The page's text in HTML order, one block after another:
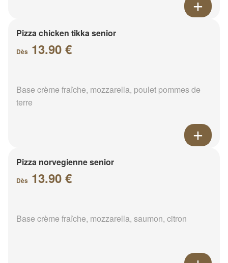
Pizza chicken tikka senior
Dès 13.90 €
Base crème fraîche, mozzarella, poulet pommes de
terre
Pizza norvegienne senior
Dès 13.90 €
Base crème fraîche, mozzarella, saumon, citron